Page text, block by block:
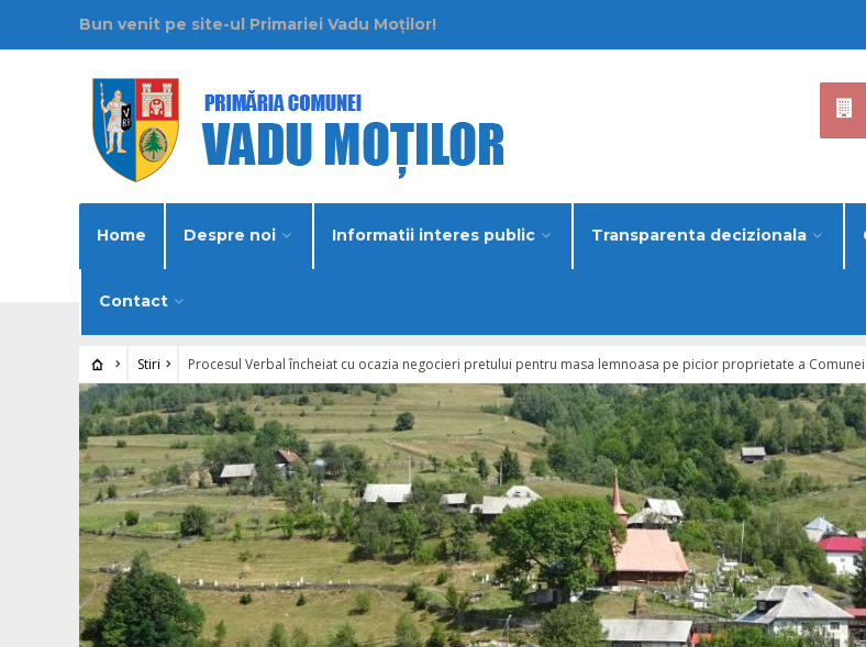
Bun venit pe site-ul Primariei Vadu Moților!
Home Despre noi Informatii interes public Transparenta decizionala
Contact
Stiri Procesul Verbal încheiat cu ocazia negocieri pretului pentru masa lemnoasa pe picior proprietate a